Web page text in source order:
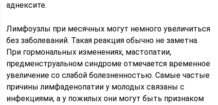
аднексите.
Лимфоузлы при месячных могут немного увеличиться
без заболеваний. Такая реакция обычно не заметна.
При гормональных изменениях, мастопатии,
предменструальном синдроме отмечается временное
увеличение со слабой болезненностью. Самые частые
причины лимфаденопатии у молодых связаны с
инфекциями, а у пожилых они могут быть признаком